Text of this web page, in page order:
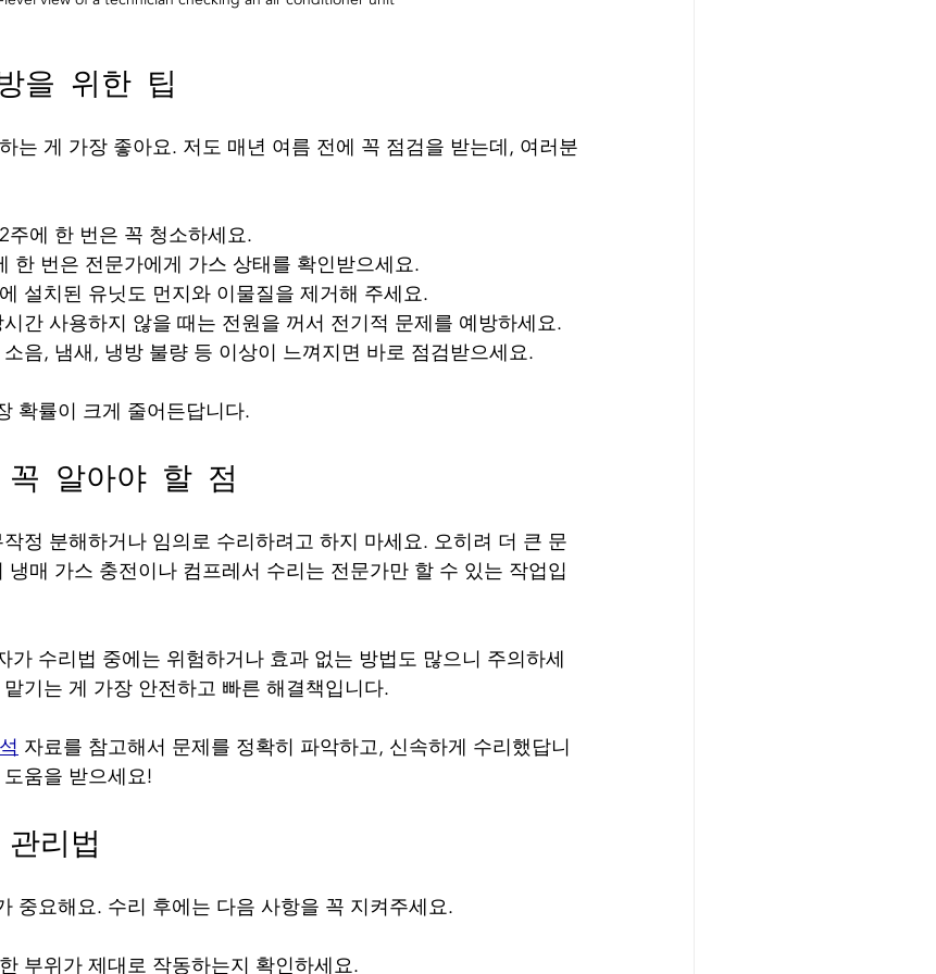
을 위한 팁
는 게 가장 좋아요. 저도 매년 여름 전에 꼭 점검을 받는데, 여러분
주에 한 번은 꼭 청소하세요.
한 번은 전문가에게 가스 상태를 확인받으세요.
설치된 유닛도 먼지와 이물질을 제거해 주세요.
간 사용하지 않을 때는 전원을 꺼서 전기적 문제를 예방하세요.
소음, 냄새, 냉방 불량 등 이상이 느껴지면 바로 점검받으세요.
확률이 크게 줄어든답니다.
알아야 할 점
정 분해하거나 임의로 수리하려고 하지 마세요. 오히려 더 큰 문
매 가스 충전이나 컴프레서 수리는 전문가만 할 수 있는 작업입
가 수리법 중에는 위험하거나 효과 없는 방법도 많으니 주의하세
기는 게 가장 안전하고 빠른 해결책입니다.
자료를 참고해서 문제를 정확히 파악하고, 신속하게 수리했답니
움을 받으세요!
리법
중요해요. 수리 후에는 다음 사항을 꼭 지켜주세요.
부위가 제대로 작동하는지 확인하세요.